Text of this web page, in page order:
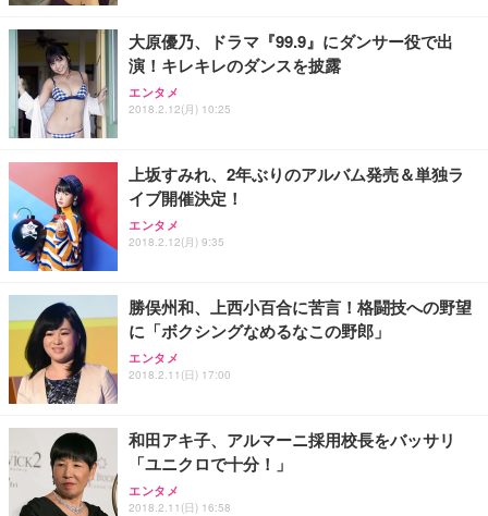
ョン PCチェア 通気性メッシュ ゲーミング/勉強/事
務用 おしゃれ パソコンチェア (ブラック)
￥7,680
Sezlife オフィスチェア デスクチェア 疲れない テレ
ワーク チェア 強化バックレスト 30度ロッキング機
ョン PCチェア 通気性メッシュ ゲーミング/勉強/事
務用 おしゃれ パソコンチェア (ホワイト)
ANDWINT オフィスチェア デスクチェア 肘なし メ
ッシュ 通気性 ランバーサポート付き 腰サポート ガ
ス圧無段階昇降 360度回転 キャスター付き コンパク
【整備済み品】Dell E2724HS 27インチ 液晶モニタ
ー フルHD（1920×1080）VA 非光沢 HDMI/DisplayP
【MiniLED/24.5inch/280Hz/FHD】GRAPHT THE S
HOOTER Gaming Monitor 24” Essential ゲーミン
グモニター QD 24.5インチ 1ms FHD 量子ドット 残
Smart Basic(スマートベーシック) 【Amazon.co.jp
限定】 Smart Basic アイリスオーヤマ ペットシーツ
アイリスオーヤマ ペットシーツ 超厚型 お徳用 レギ
ュラー 200枚入【Amazon.co.jp限定】
大原優乃、ドラマ『99.9』にダンサー役で出
演！キレキレのダンスを披露
エンタメ
2018.2.12(月) 10:25
上坂すみれ、2年ぶりのアルバム発売＆単独ラ
イブ開催決定！
エンタメ
2018.2.12(月) 9:35
勝俣州和、上西小百合に苦言！格闘技への野望
に「ボクシングなめるなこの野郎」
エンタメ
2018.2.11(日) 17:00
和田アキ子、アルマーニ採用校長をバッサリ
「ユニクロで十分！」
エンタメ
2018.2.11(日) 16:58